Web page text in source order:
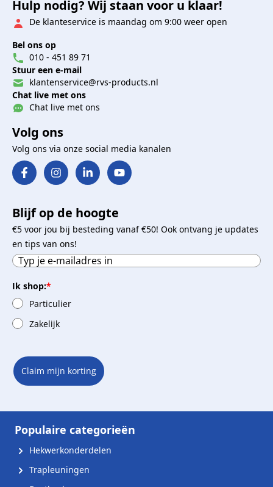
Hulp nodig? Wij staan voor u klaar!
De klanteservice is maandag om 9:00 weer open
Bel ons op
010 - 451 89 71
Stuur een e-mail
klantenservice@rvs-products.nl
Chat live met ons
Chat live met ons
Volg ons
Volg ons via onze social media kanalen
Blijf op de hoogte
€5 voor jou bij besteding vanaf €50! Ook ontvang je updates
en tips van ons!
Ik shop:*
Particulier
Zakelijk
Claim mijn korting
Populaire categorieën
Hekwerkonderdelen
Trapleuningen